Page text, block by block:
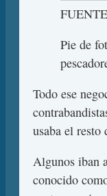
Pie de
Todo ese
usaba el
Algunos iban
conocido